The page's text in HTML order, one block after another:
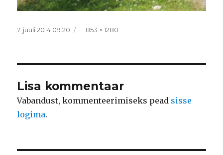
Postitatud
7. juuli 2014 09:20 Täissuurus
853 × 1280
Lisa kommentaar
Vabandust, kommenteerimiseks pead sisse
logima.